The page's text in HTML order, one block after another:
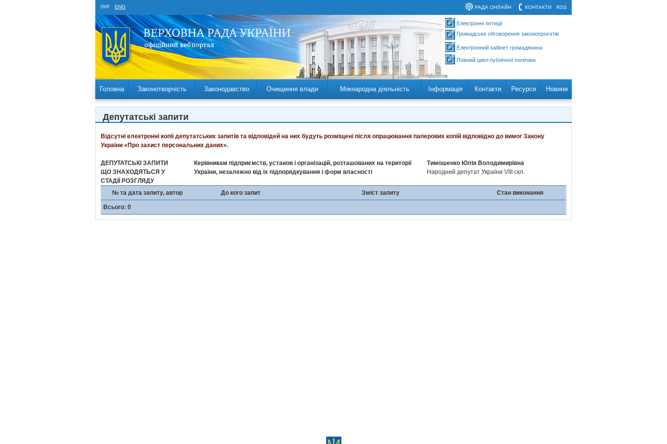
УКР ENG RSS
КОНТАКТИ
РАДА ОНЛАЙН
Електронні петиції
Громадське обговорення законопроєктів
Електронний кабінет громадянина
Повний цикл публічної політики
Головна Законотворчість Законодавство Очищення влади Міжнародна діяльність Інформація Контакти Ресурси Новини
Депутатські запити
Відсутні електронні копії депутатських запитів та відповідей на них будуть розміщені після опрацювання паперових копій відповідно до вимог Закону
України «Про захист персональних даних».
ДЕПУТАТСЬКІ ЗАПИТИ
ЩО ЗНАХОДЯТЬСЯ У
СТАДІЇ РОЗГЛЯДУ
Керівникам підприємств, установ і організацій, розташованих на території
України, незалежно від їх підпорядкування і форм власності
Тимошенко Юлія Володимирівна
Народний депутат України VIII скл.
№ та дата запиту, автор До кого запит Зміст запиту Стан виконання
Всього: 0